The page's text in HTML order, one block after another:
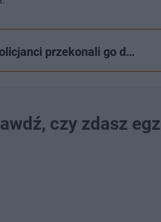
przekonali go d…
czy zdasz